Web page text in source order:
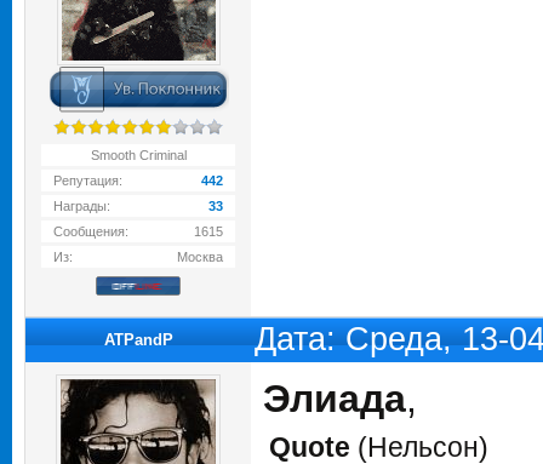
Smooth Criminal
Репутация:
442
Награды:
33
Сообщения:
1615
Из:
Москва
ATPandP Дата: Среда, 13-
Элиада,
Quote (Нельсон)